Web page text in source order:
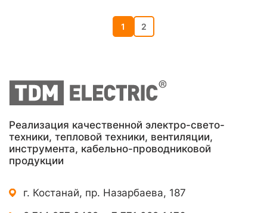
1 2
Реализация качественной электро-свето-
техники, тепловой техники, вентиляции,
инструмента, кабельно-проводниковой
продукции
г. Костанай, пр. Назарбаева, 187